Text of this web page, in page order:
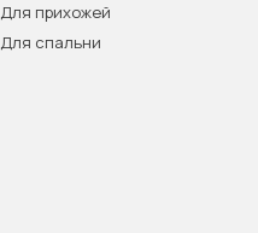
Для прихожей
Для спальни